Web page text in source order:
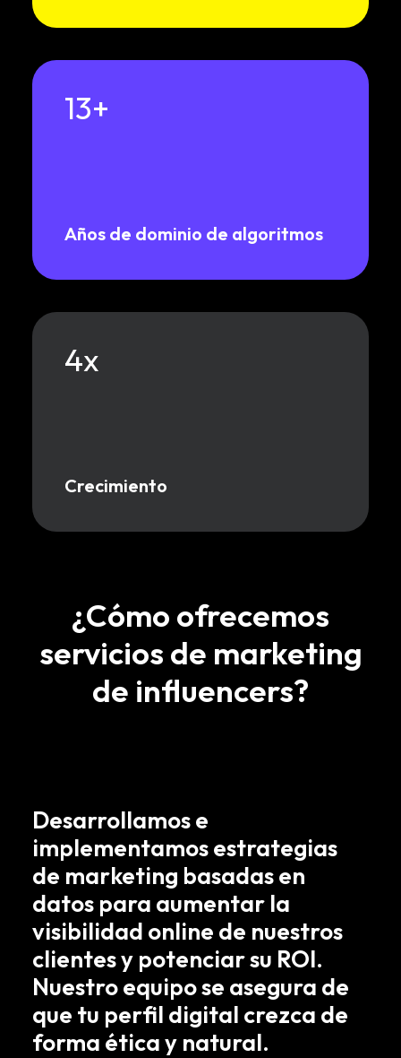
13+
Años de dominio de algoritmos
4x
Crecimiento
¿Cómo ofrecemos
servicios de marketing
de influencers?
Desarrollamos e
implementamos estrategias
de marketing basadas en
datos para aumentar la
visibilidad online de nuestros
clientes y potenciar su ROI.
Nuestro equipo se asegura de
que tu perfil digital crezca de
forma ética y natural.